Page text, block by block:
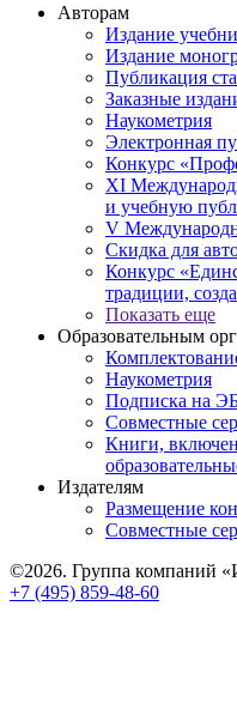
Авторам
Издание
Издание
Публикация
Заказные
Наукометрия
Электронная
Конкурс
XI
и учебную
V
Скидка для
Конкурс
традиции,
Показать еще
Образовательным
Наукометрия
Подписка на
Совместные
Книги,
Издателям
Размещение
Совместные
©2026. Группа компаний
+7 (495) 859-48-60